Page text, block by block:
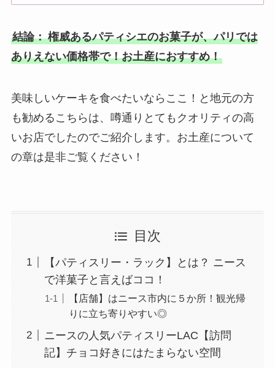
結論： 権威あるパティシエのお菓子が、パリでは
ありえない価格帯で！お土産におすすめ！
美味しいケーキを食べたいならここ！と地元の方
も勧めるこちらは、噂通りとてもクオリティの高
いお店でしたのでご紹介します。お土産について
の章は是非ご覧ください！
目次
【パティスリー・ラック】とは？ ニース
で洋菓子と言えばココ！
【店舗】はニース市内に５か所！観光帰
りに立ち寄りやすい◎
ニースの人気パティスリーLAC【訪問
記】チョコ好きにはたまらない空間